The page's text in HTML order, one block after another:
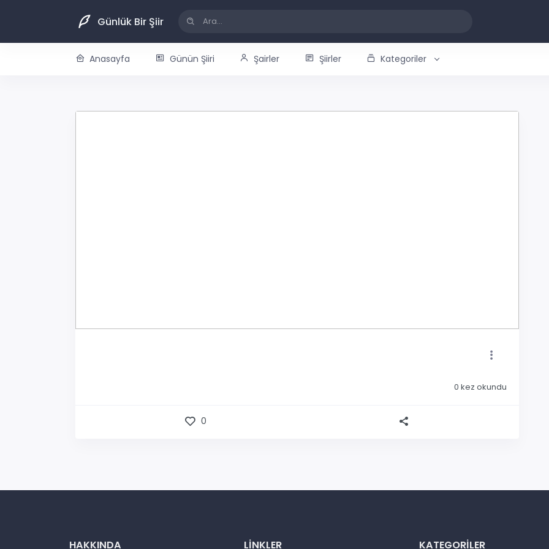
Günlük Bir Şiir
Anasayfa Günün Şiiri Şairler Şiirler Kategoriler
0 kez okundu
0
HAKKINDA LINKLER KATEGORILER